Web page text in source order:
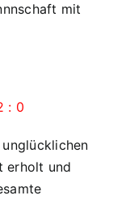
mit
: 0
erholt und